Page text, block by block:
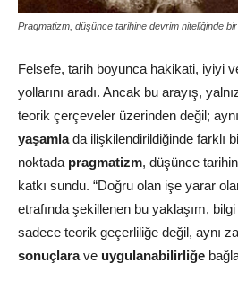
Pragmatizm, düşünce tarihine devrim niteliğinde bir
Felsefe, tarih boyunca hakikati, iyiyi
yollarını aradı. Ancak bu arayış,
teorik çerçeveler üzerinden değil;
yaşamlada ilişkilendirildiğinde farklı
noktada pragmatizm, düşünce
katkı sundu. “Doğru olan işe yarar
etrafında şekillenen bu yaklaşım, bilgi
sadece teorik geçerliliğe değil, aynı
sonuçlarave uygulanabilirliğe